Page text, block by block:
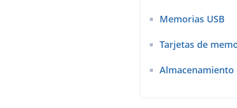
Memorias USB
Tarjetas de